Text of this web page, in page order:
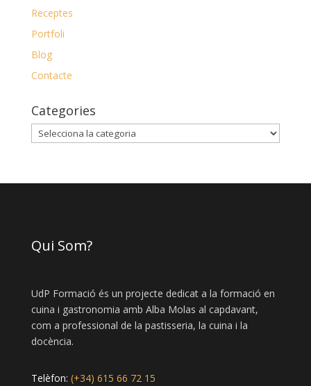
Receptes
Portfoli
Blog
Contacte
Categories
Categories
Qui Som?
UdP Formació és un projecte dedicat a la formació en
cuina i gastronomia amb Alba Molas al capdavant,
com a professional de la pastisseria, la cuina i la
docència.
Telèfon: (+34) 615 66 72 15